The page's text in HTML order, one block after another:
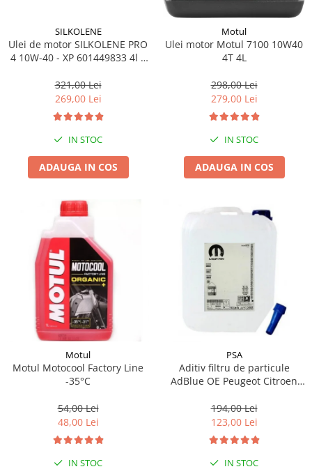
SILKOLENE
Ulei de motor SILKOLENE PRO
4 10W-40 - XP 601449833 4l +
321,00 Lei
269,00 Lei
IN STOC
ADAUGA IN COS
Motul
Ulei motor Motul 7100 10W40
4T 4L
298,00 Lei
279,00 Lei
IN STOC
ADAUGA IN COS
Motul
Motul Motocool Factory Line
-35°C
54,00 Lei
48,00 Lei
IN STOC
PSA
Aditiv filtru de particule
AdBlue OE Peugeot Citroen
194,00 Lei
123,00 Lei
IN STOC